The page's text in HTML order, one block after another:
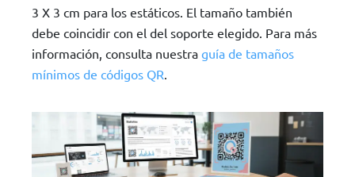
3 X 3 cm para los estáticos. El tamaño también
debe coincidir con el del soporte elegido. Para más
información, consulta nuestra guía de tamaños
mínimos de códigos QR